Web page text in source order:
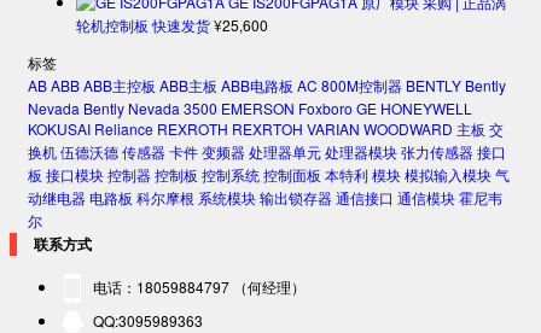
轮机控制板 快速发货¥25,600
标签
ABABBABB主控板 ABB主板 ABB电路板 AC 800M控制器 BENTLY Bently
Nevada Bently Nevada 3500 EMERSON Foxboro GE HONEYWELL
KOKUSAI Reliance REXROTH REXRTOH VARIAN WOODWARD 主板 交
换机伍德沃德传感器卡件变频器处理器单元处理器模块张力传感器接口
板 接口模块控制器控制板 控制系统控制面板 本特利模块模拟输入模块气
动继电器电路板 科尔摩根 系统模块输出锁存器通信接口 通信模块霍尼韦
尔
联系方式
电话：18059884797 （何经理）
QQ:3095989363